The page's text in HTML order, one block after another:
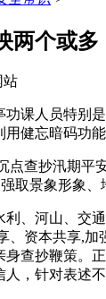
两个或多
站
人员特别是
健忘暗码功能
抄汛期平安
取景象形象
河山、交通
、资本共享,
查抄鞭策。
，针对表述